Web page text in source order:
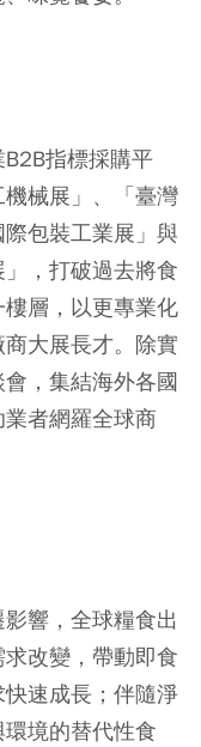
指標採購平
械展」、「臺灣
包裝工業展」與
」，打破過去將食
層，以更專業化
大展長才。除實
，集結海外各國
者網羅全球商
響，全球糧食出
改變，帶動即食
速成長；伴隨淨
境的替代性食